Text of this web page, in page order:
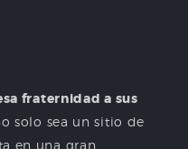
fraternidad a sus
solo sea un sitio de
en una gran